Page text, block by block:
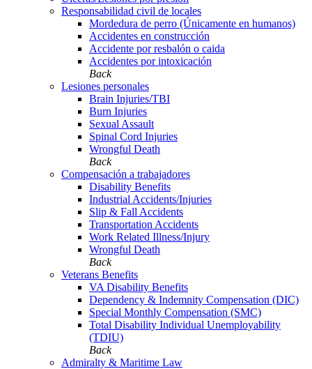
Responsabilidad civil de locales
Mordedura de perro (Únicamente en humanos)
Accidentes en construcción
Accidente por resbalón o caida
Accidentes por intoxicación
Back
Lesiones personales
Brain Injuries/TBI
Burn Injuries
Sexual Assault
Spinal Cord Injuries
Wrongful Death
Back
Compensación a trabajadores
Disability Benefits
Industrial Accidents/Injuries
Slip & Fall Accidents
Transportation Accidents
Work Related Illness/Injury
Wrongful Death
Back
Veterans Benefits
VA Disability Benefits
Dependency & Indemnity Compensation (DIC)
Special Monthly Compensation (SMC)
Total Disability Individual Unemployability
(TDIU)
Back
Admiralty & Maritime Law